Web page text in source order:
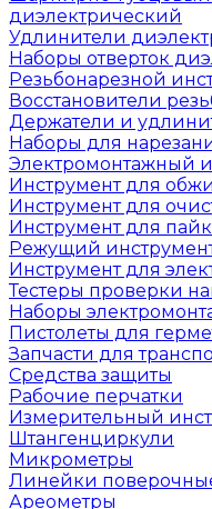
диэлектрический
Удлинители
Наборы отверток
Резьбонарезной
Восстановители
Держатели и
Наборы для
Электромонтажный
Инструмент для
Инструмент для
Инструмент для
Режущий
Инструмент для
Тестеры проверки
Наборы
Пистолеты для
Запчасти для
Средства защиты
Рабочие перчатки
Измерительный
Штангенциркули
Микрометры
Линейки
Ареометры